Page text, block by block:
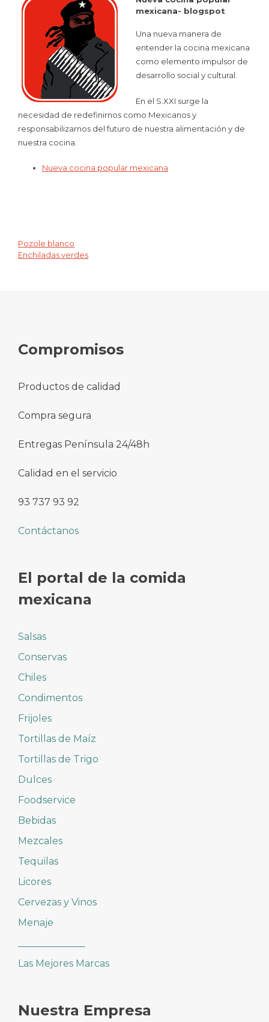
mexicana- blogspot
Una nueva manera de
entender la cocina mexicana
como elemento impulsor de
desarrollo social y cultural.
En el S.XXI surge la
necesidad de redefinirnos como Mexicanos y
responsabilizarnos del futuro de nuestra alimentación y de
nuestra cocina.
Nueva cocina popular mexicana
Navegación
Pozole blanco
Enchiladas verdes
Compromisos
Productos de calidad
Compra segura
Entregas Península 24/48h
Calidad en el servicio
93 737 93 92
Contáctanos
El portal de la comida
mexicana
Salsas
Conservas
Chiles
Condimentos
Frijoles
Tortillas de Maíz
Tortillas de Trigo
Dulces
Foodservice
Bebidas
Mezcales
Tequilas
Licores
Cervezas y Vinos
Menaje
Las Mejores Marcas
Nuestra Empresa